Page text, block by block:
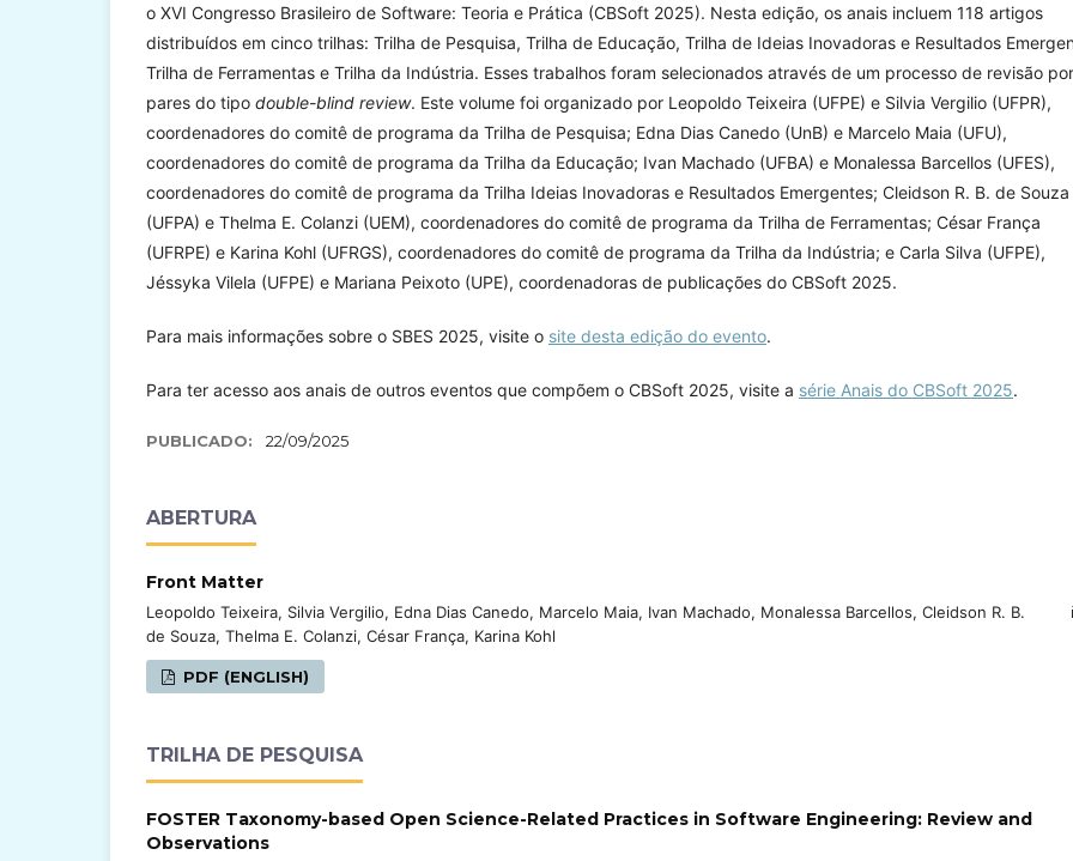
o XVI Congresso Brasileiro de Software: Teoria e Prática (CBSoft 2025). Nesta edição, os anais incluem 118 artigos
distribuídos em cinco trilhas: Trilha de Pesquisa, Trilha de Educação, Trilha de Ideias Inovadoras e Resultados
Trilha de Ferramentas e Trilha da Indústria. Esses trabalhos foram selecionados através de um processo de revisão por
pares do tipo double-blind review. Este volume foi organizado por Leopoldo Teixeira (UFPE) e Silvia Vergilio (UFPR),
coordenadores do comitê de programa da Trilha de Pesquisa; Edna Dias Canedo (UnB) e Marcelo Maia (UFU),
coordenadores do comitê de programa da Trilha da Educação; Ivan Machado (UFBA) e Monalessa Barcellos (UFES),
coordenadores do comitê de programa da Trilha Ideias Inovadoras e Resultados Emergentes; Cleidson R. B. de Souza
(UFPA) e Thelma E. Colanzi (UEM), coordenadores do comitê de programa da Trilha de Ferramentas; César França
(UFRPE) e Karina Kohl (UFRGS), coordenadores do comitê de programa da Trilha da Indústria; e Carla Silva (UFPE),
Jéssyka Vilela (UFPE) e Mariana Peixoto (UPE), coordenadoras de publicações do CBSoft 2025.
Para mais informações sobre o SBES 2025, visite o site desta edição do evento.
Para ter acesso aos anais de outros eventos que compõem o CBSoft 2025, visite a série Anais do CBSoft 2025.
PUBLICADO: 22/09/2025
ABERTURA
Front Matter
Leopoldo Teixeira, Silvia Vergilio, Edna Dias Canedo, Marcelo Maia, Ivan Machado, Monalessa Barcellos, Cleidson R. B.
de Souza, Thelma E. Colanzi, César França, Karina Kohl
PDF (ENGLISH)
TRILHA DE PESQUISA
FOSTER Taxonomy-based Open Science-Related Practices in Software Engineering: Review and
Observations